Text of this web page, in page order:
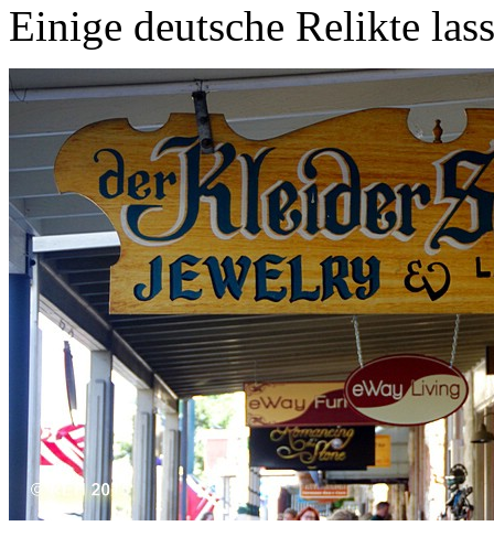
Einige deutsche Relikte